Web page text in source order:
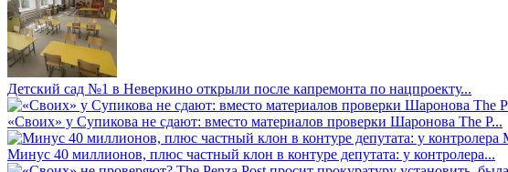
Детский сад №1 в Неверкино открыли после капремонта по нацпроекту...
«Своих» у Супикова не сдают: вместо материалов проверки Шаронова The P...
Минус 40 миллионов, плюс частный клон в контуре депутата: у контролера...